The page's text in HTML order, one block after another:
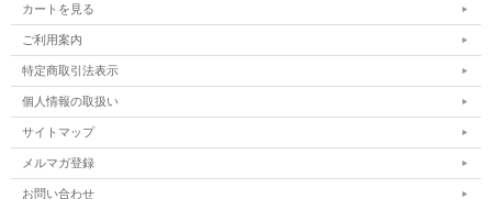
カートを見る
ご利用案内
特定商取引法表示
個人情報の取扱い
サイトマップ
メルマガ登録
お問い合わせ